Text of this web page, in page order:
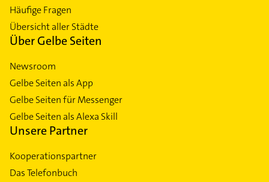
Häufige Fragen
Übersicht aller Städte
Über Gelbe Seiten
Newsroom
Gelbe Seiten als App
Gelbe Seiten für Messenger
Gelbe Seiten als Alexa Skill
Unsere Partner
Kooperationspartner
Das Telefonbuch